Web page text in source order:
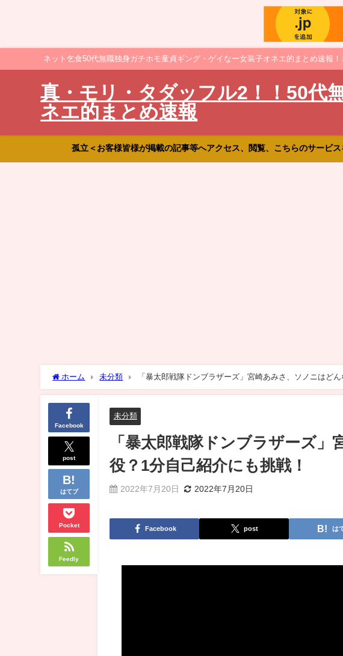
ネット乞食50代無職独身ガチホモ童貞ギング・ゲイなー女装子オネエ的まとめ速報
真・モリ・タダッフル2！！50代
ネエ的まとめ速報
孤立＜お客様皆様が掲載の記事等へアクセス、閲覧、こちらのサービ
ホーム 未分類 「暴太郎戦隊ドンブラザーズ」宮崎あみさ、ソノニはど
Facebook
post
はてブ
Pocket
Feedly
未分類
「暴太郎戦隊ドンブラザーズ
役？1分自己紹介にも挑戦！
2022年7月20日 2022年7月20日
Facebook post は